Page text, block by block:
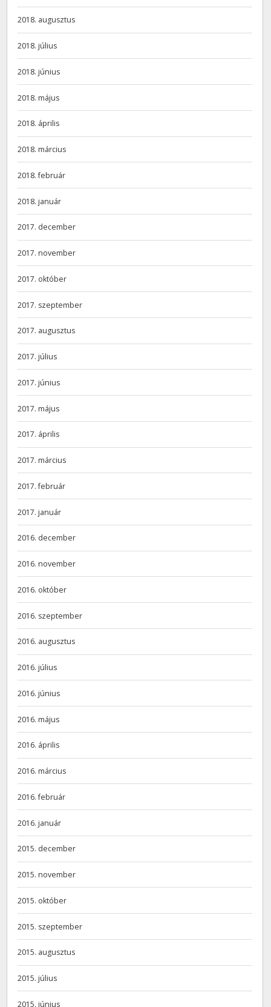
2018. augusztus
2018. július
2018. június
2018. május
2018. április
2018. március
2018. február
2018. január
2017. december
2017. november
2017. október
2017. szeptember
2017. augusztus
2017. július
2017. június
2017. május
2017. április
2017. március
2017. február
2017. január
2016. december
2016. november
2016. október
2016. szeptember
2016. augusztus
2016. július
2016. június
2016. május
2016. április
2016. március
2016. február
2016. január
2015. december
2015. november
2015. október
2015. szeptember
2015. augusztus
2015. július
2015. június